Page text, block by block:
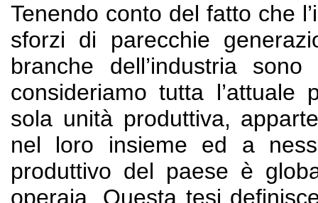
Tenendo conto del fatto che
sforzi di parecchie
branche dell’industria
consideriamo tutta
sola unità produttiva,
nel loro insieme ed a
produttivo del paese è
operaia. Questa tesi